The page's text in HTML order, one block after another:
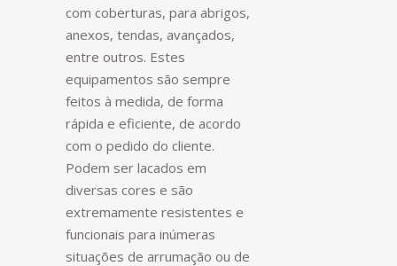
com coberturas, para abrigos,
anexos, tendas, avançados,
entre outros. Estes
equipamentos são sempre
feitos à medida, de forma
rápida e eficiente, de acordo
com o pedido do cliente.
Podem ser lacados em
diversas cores e são
extremamente resistentes e
funcionais para inúmeras
situações de arrumação ou de